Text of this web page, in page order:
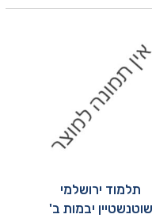
תלמוד ירושלמי
שוטנשטיין יבמות ב'